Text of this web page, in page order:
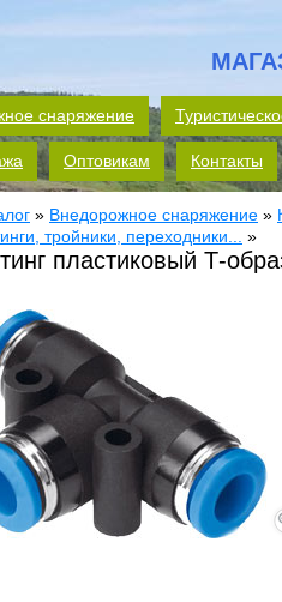
снаряжение
Оптовикам Контакты
» Внедорожное снаряжение »
тройники, переходники...
»
пластиковый Т-